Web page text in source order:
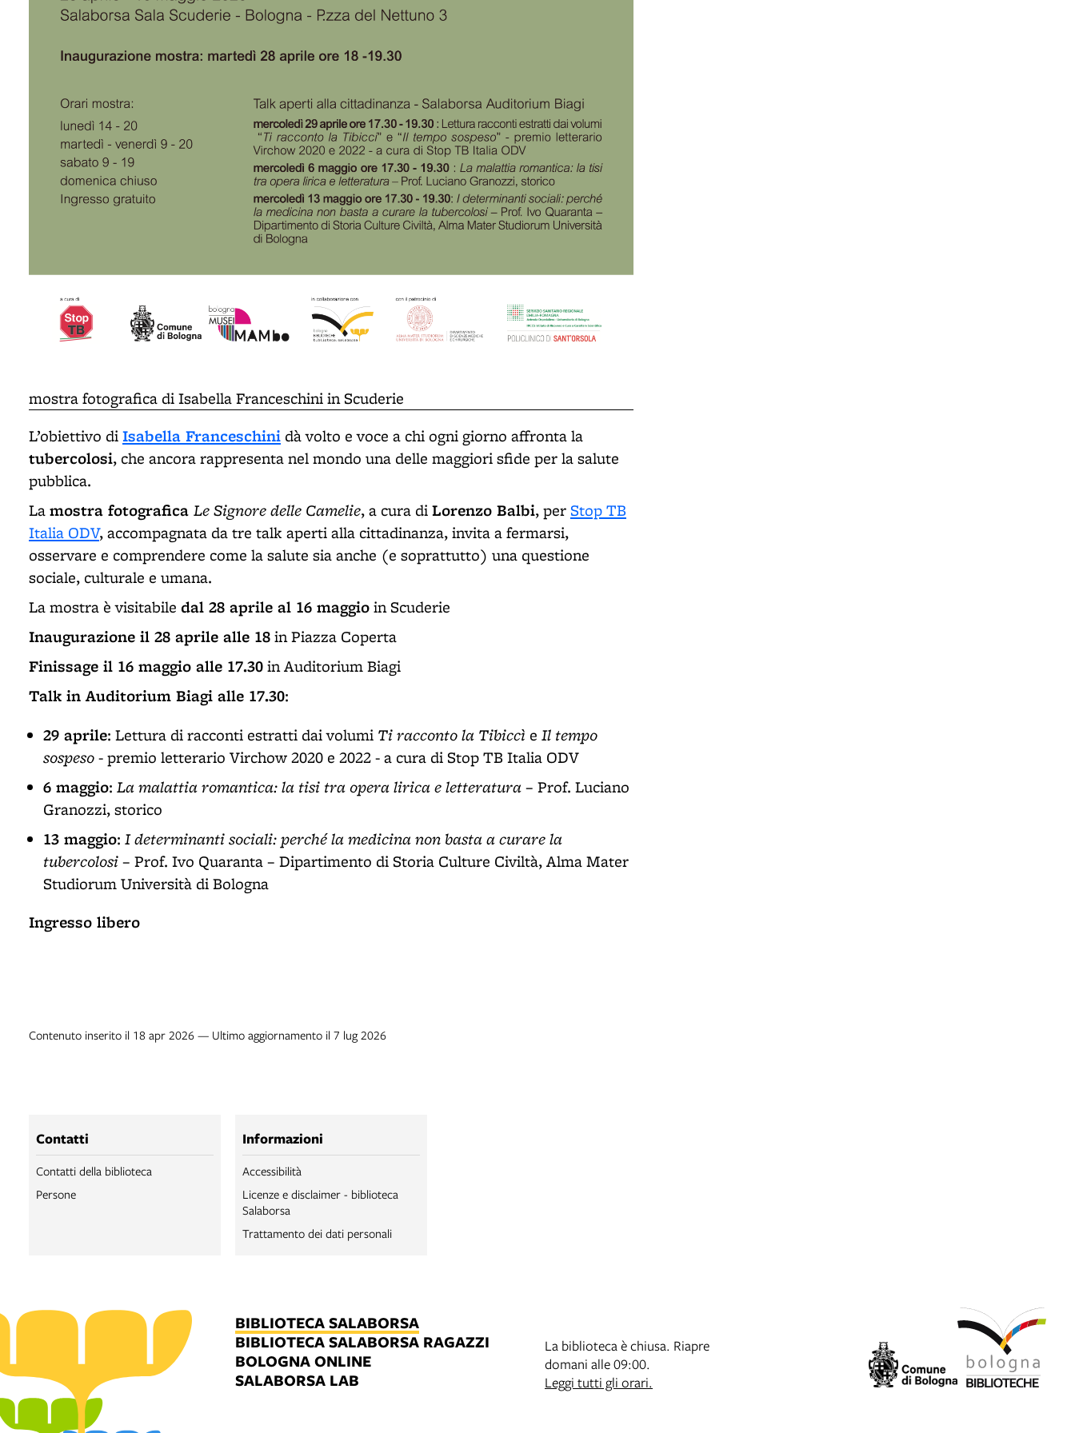
mostra fotografica di Isabella Franceschini in Scuderie
L’obiettivo diIsabella Franceschini dà volto e voce a chi ogni giorno affronta la
tubercolosi, che ancora rappresenta nel mondo una delle maggiori sfide per la salute
pubblica.
Lamostra fotografica Le Signore delle Camelie, a cura diLorenzo Balbi, per Stop TB
Italia ODV, accompagnata da tre talk aperti alla cittadinanza, invita a fermarsi,
osservare e comprendere come la salute sia anche (e soprattutto) una questione
sociale, culturale e umana.
La mostra è visitabile dal 28 aprile al 16 maggioin Scuderie
Inaugurazione il 28 aprile alle 18in Piazza Coperta
Finissage il 16 maggio alle 17.30in Auditorium Biagi
Talk in Auditorium Biagi alle 17.30:
29 aprile: Lettura di racconti estratti dai volumi Ti racconto la Tibiccì e Il tempo
sospeso- premio letterario Virchow 2020 e 2022 - a cura di Stop TB Italia ODV
6 maggio: La malattia romantica: la tisi tra opera lirica e letteratura– Prof. Luciano
Granozzi, storico
13 maggio: I determinanti sociali: perché la medicina non basta a curare la
tubercolosi– Prof. Ivo Quaranta – Dipartimento di Storia Culture Civiltà, Alma Mater
Studiorum Università di Bologna
Ingresso libero
Contenuto inserito il 18 apr 2026 — Ultimo aggiornamento il 7 lug 2026
Contatti
Contatti della biblioteca
Persone
Informazioni
Accessibilità
Licenze e disclaimer - biblioteca
Salaborsa
Trattamento dei dati personali
BIBLIOTECA SALABORSA
BIBLIOTECA SALABORSA RAGAZZI
BOLOGNA ONLINE
SALABORSA LAB
La biblioteca è chiusa. Riapre
domani alle 09:00.
Leggi tutti gli orari.